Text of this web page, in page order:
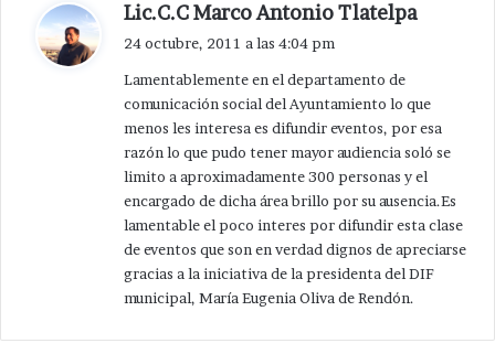
Lic.C.C Marco Antonio Tlatelpa
:
24 octubre, 2011 a las 4:04 pm
Lamentablemente en el departamento de
comunicación social del Ayuntamiento lo que
menos les interesa es difundir eventos, por esa
razón lo que pudo tener mayor audiencia soló se
limito a aproximadamente 300 personas y el
encargado de dicha área brillo por su ausencia.Es
lamentable el poco interes por difundir esta clase
de eventos que son en verdad dignos de apreciarse
gracias a la iniciativa de la presidenta del DIF
municipal, María Eugenia Oliva de Rendón.